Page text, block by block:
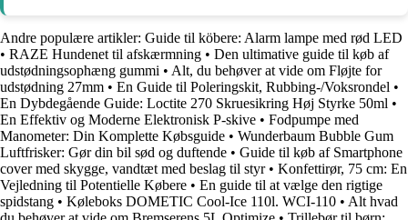
Andre populære artikler: Guide til köbere: Alarm lampe med rød LED
• RAZE Hundenet til afskærmning • Den ultimative guide til køb af
udstødningsophæng gummi • Alt, du behøver at vide om Fløjte for
udstødning 27mm • En Guide til Poleringskit, Rubbing-/Voksrondel •
En Dybdegående Guide: Loctite 270 Skruesikring Høj Styrke 50ml •
En Effektiv og Moderne Elektronisk P-skive • Fodpumpe med
Manometer: Din Komplette Købsguide • Wunderbaum Bubble Gum
Luftfrisker: Gør din bil sød og duftende • Guide til køb af Smartphone
cover med skygge, vandtæt med beslag til styr• Konfettirør, 75 cm: En
Vejledning til Potentielle Købere • En guide til at vælge den rigtige
spidstang • Køleboks DOMETIC Cool-Ice 110l. WCI-110 • Alt hvad